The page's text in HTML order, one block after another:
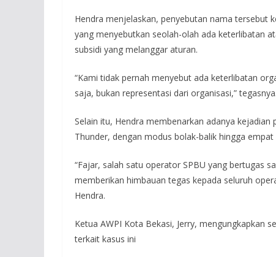
Hendra menjelaskan, penyebutan nama tersebut
yang menyebutkan seolah-olah ada keterlibatan
subsidi yang melanggar aturan.
“Kami tidak pernah menyebut ada keterlibatan
saja, bukan representasi dari organisasi,” tegasnya.
Selain itu, Hendra membenarkan adanya
Thunder, dengan modus bolak-balik hingga
“Fajar, salah satu operator SPBU yang bertugas
memberikan himbauan tegas kepada seluruh
Hendra.
Ketua AWPI Kota Bekasi, Jerry, mengungkapkan
terkait kasus ini